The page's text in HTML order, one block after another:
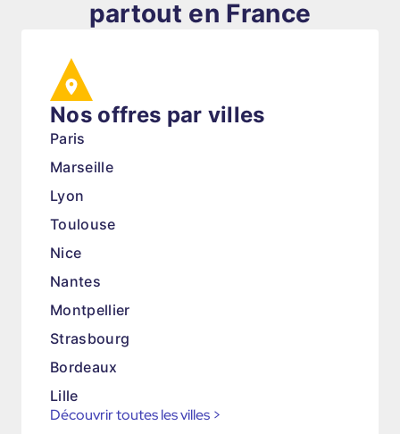
partout en France
Nos offres par villes
Paris
Marseille
Lyon
Toulouse
Nice
Nantes
Montpellier
Strasbourg
Bordeaux
Lille
Découvrir toutes les villes >